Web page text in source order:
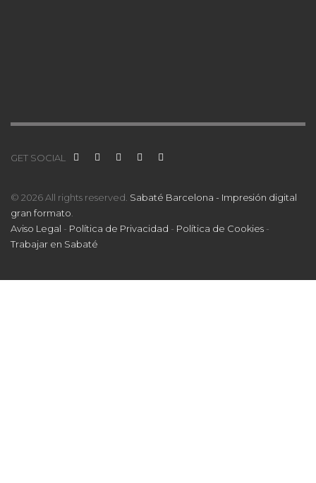
GET SOCIAL
© 2026 All rights reserved. Sabaté Barcelona - Impresión digital
gran formato
Aviso Legal - Política de Privacidad - Política de Cookies -
Trabajar en Sabaté